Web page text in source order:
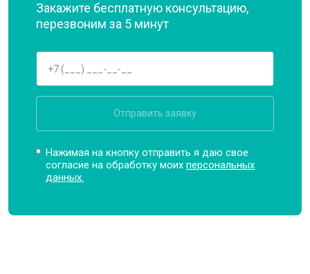
Закажите бесплатную консультацию,
перезвоним за 5 минут
Отправить заявку
Нажимая на кнопку отправить я даю свое
согласие на обработку моихперсональных
данных.